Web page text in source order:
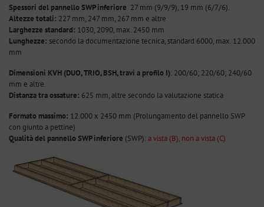
Spessori del pannello SWP inferiore 27 mm (9/9/9), 19 mm (6/7/6).
Altezze totali: 227 mm, 247 mm, 267 mm e altre
Larghezze standard: 1030, 2090, max. 2450 mm
Lunghezze: secondo la documentazione tecnica, standard 6000, max. 12.000
mm
Dimensioni KVH (DUO, TRIO, BSH, travi a profilo I): 200/60; 220/60; 240/60
mm e altre.
Distanza tra ossature: 625 mm, altre secondo la valutazione statica
Formato massimo: 12.000 x 2450 mm (Prolungamento del pannello SWP
con giunto a pettine)
Qualità del pannello SWP inferiore (SWP):a vista (B), non a vista (C)